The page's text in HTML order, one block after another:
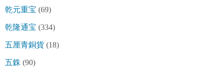
乾元重宝 (69)
乾隆通宝 (334)
五厘青銅貨 (18)
五銖 (90)